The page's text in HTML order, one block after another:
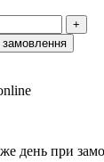
+
замовлення
день при